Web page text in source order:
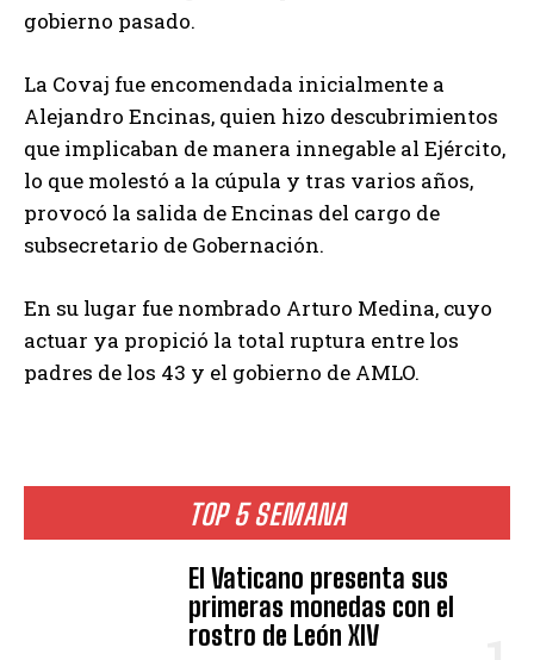
TOP 5 SEMANA
El Vaticano presenta sus
primeras monedas con el
rostro de León XIV
gobierno pasado.
La Covaj fue encomendada inicialmente a
Alejandro Encinas, quien hizo descubrimientos
que implicaban de manera innegable al Ejército,
lo que molestó a la cúpula y tras varios años,
provocó la salida de Encinas del cargo de
subsecretario de Gobernación.
En su lugar fue nombrado Arturo Medina, cuyo
actuar ya propició la total ruptura entre los
padres de los 43 y el gobierno de AMLO.